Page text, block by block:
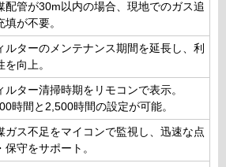
配管が30m以内の場合、現地でのガス追
填が不要。
ルターのメンテナンス期間を延長し、利
を向上。
ルター清掃時期をリモコンで表示。
時間と2,500時間の設定が可能。
ガス不足をマイコンで監視し、迅速な点
保守をサポート。